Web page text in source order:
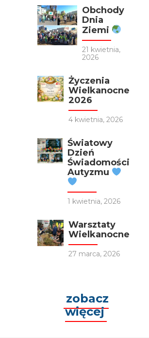
Obchody
Dnia
Ziemi
21 kwietnia,
2026
Życzenia
Wielkanocne
2026
4 kwietnia, 2026
Światowy
Dzień
Świadomości
Autyzmu
1 kwietnia, 2026
Warsztaty
Wielkanocne
27 marca, 2026
zobacz
więcej